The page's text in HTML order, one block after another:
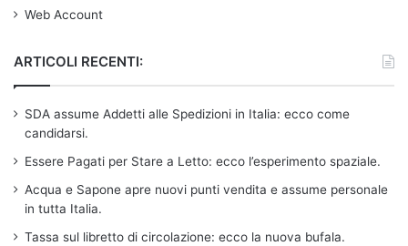
Web Account
ARTICOLI RECENTI:
SDA assume Addetti alle Spedizioni in Italia: ecco come
candidarsi.
Essere Pagati per Stare a Letto: ecco l’esperimento spaziale.
Acqua e Sapone apre nuovi punti vendita e assume personale
in tutta Italia.
Tassa sul libretto di circolazione: ecco la nuova bufala.